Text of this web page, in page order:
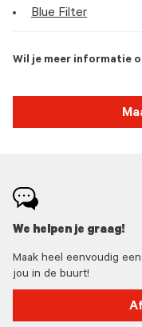
Blue Filter
Wil je meer informatie
We helpen je graag!
Maak heel eenvoudig
jou in de buurt!